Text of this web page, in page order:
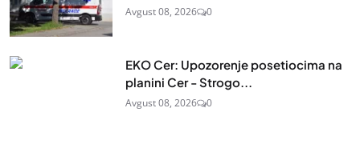
Avgust 08, 2026 0
EKO Cer: Upozorenje posetiocima na
planini Cer - Strogo...
Avgust 08, 2026 0